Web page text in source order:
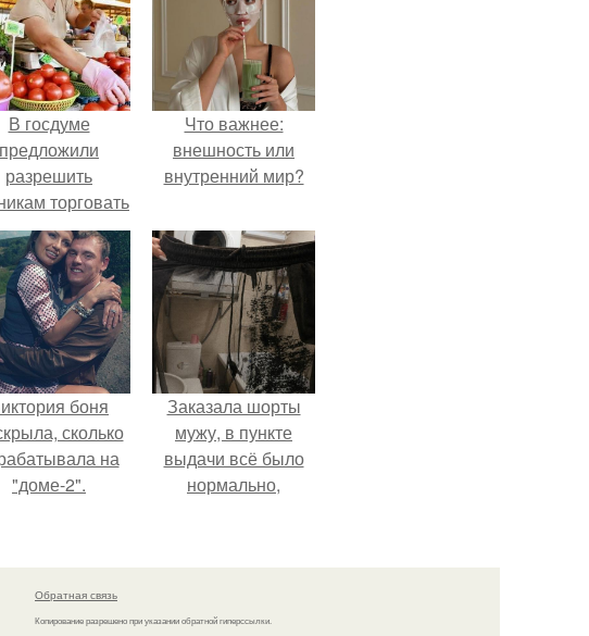
В госдуме
предложили
разрешить
торговать
своей
местах.
Что важнее:
внешность или
внутренний мир?
боня
сколько
на
"доме-2".
Заказала шорты
мужу, в пункте
выдачи всё было
нормально,
предвещало беды.
Обратная связь
Копирование разрешено при указании обратной гиперссылки.